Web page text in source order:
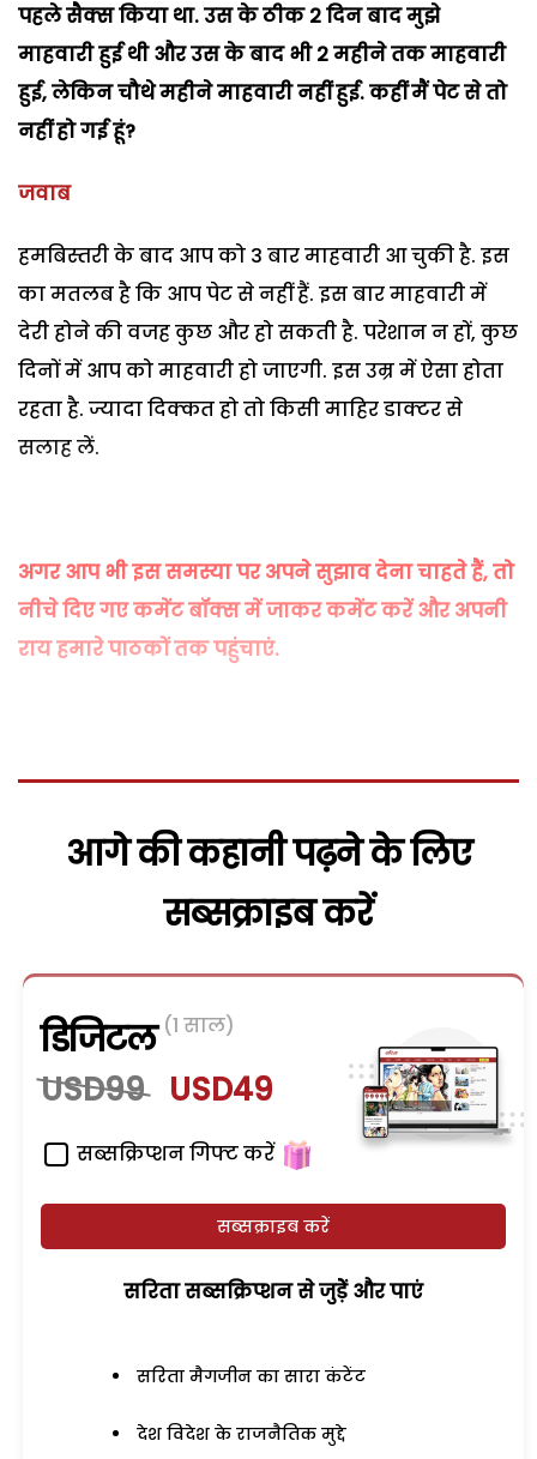
पहले सैक्स किया था. उस के ठीक 2 दिन बाद मुझे
माहवारी हुई थी और उस के बाद भी 2 महीने तक माहवारी
हुई, लेकिन चौथे महीने माहवारी नहीं हुई. कहीं मैं पेट से तो
नहीं हो गई हूं?
जवाब
हमबिस्तरी के बाद आप को 3 बार माहवारी आ चुकी है. इस
का मतलब है कि आप पेट से नहीं हैं. इस बार माहवारी में
देरी होने की वजह कुछ और हो सकती है. परेशान न हों, कुछ
दिनों में आप को माहवारी हो जाएगी. इस उम्र में ऐसा होता
रहता है. ज्यादा दिक्कत हो तो किसी माहिर डाक्टर से
सलाह लें.
अगर आप भी इस समस्या पर अपने सुझाव देना चाहते हैं, तो
नीचे दिए गए कमेंट बॉक्स में जाकर कमेंट करें और अपनी
राय हमारे पाठकों तक पहुंचाएं.
आगे की कहानी पढ़ने के लिए
सब्सक्राइब करें
डिजिटल (1 साल)
USD99 USD49
सब्सक्रिप्शन गिफ्ट करें
सब्सक्राइब करें
सरिता सब्सक्रिप्शन से जुड़ेें और पाएं
सरिता मैगजीन का सारा कंटेंट
देश विदेश के राजनैतिक मुद्दे